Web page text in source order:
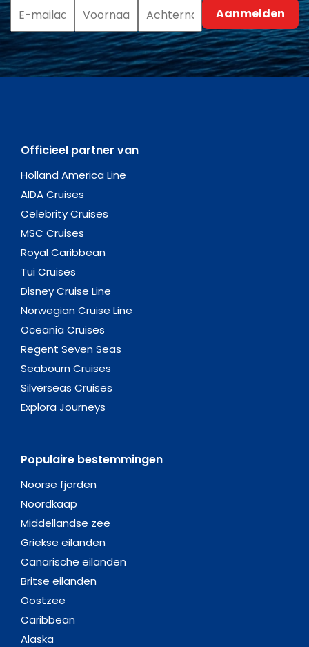
Officieel partner van
Holland America Line
AIDA Cruises
Celebrity Cruises
MSC Cruises
Royal Caribbean
Tui Cruises
Disney Cruise Line
Norwegian Cruise Line
Oceania Cruises
Regent Seven Seas
Seabourn Cruises
Silverseas Cruises
Explora Journeys
Populaire bestemmingen
Noorse fjorden
Noordkaap
Middellandse zee
Griekse eilanden
Canarische eilanden
Britse eilanden
Oostzee
Caribbean
Alaska